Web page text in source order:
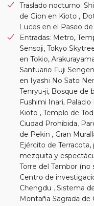
Traslado nocturno:
de Gion en Kioto ,
Luces en el Paseo
Entradas: Metro,
Sensoji, Tokyo
en Tokio,
Santuario Fuji
en Iyashi No Sato
Tenryu-ji, Bosque de
Fushimi Inari,
Kioto , Templo de
Ciudad Prohibida,
de Pekin , Gran
Ejército de
mezquita y
Torre del Tambor (no
Centro de
Chengdu , Sistema
Montaña Sagrada